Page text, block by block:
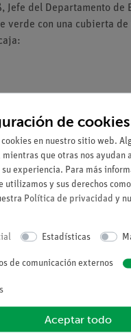
Jefe del Departamento
verde con una cubierta
generales
privacidad
de cookies
en nuestro sitio web.
mientras que otras nos ayudan
experiencia. Para más
utilizamos y sus derechos
Política de privacidad y
Estadísticas
de comunicación externos
Aceptar todo